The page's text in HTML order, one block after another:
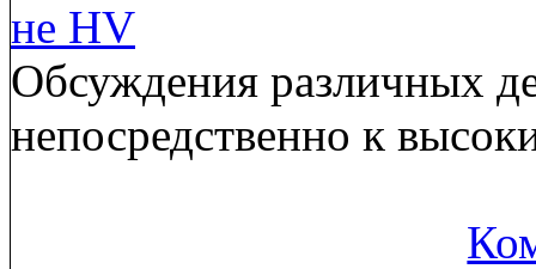
не HV
Обсуждения различных
непосредственно к